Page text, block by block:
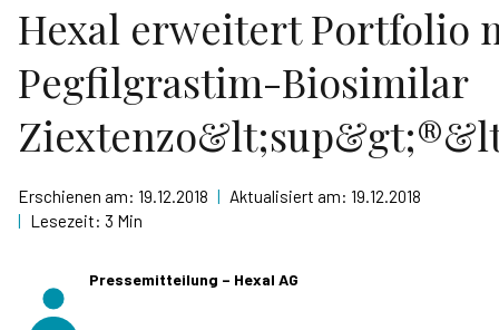
Hexal erweitert Portfolio
Pegfilgrastim-Biosimilar
Erschienen am: 19.12.2018 | Aktualisiert am: 19.12.2018
| Lesezeit: 3 Min
Pressemitteilung – Hexal AG